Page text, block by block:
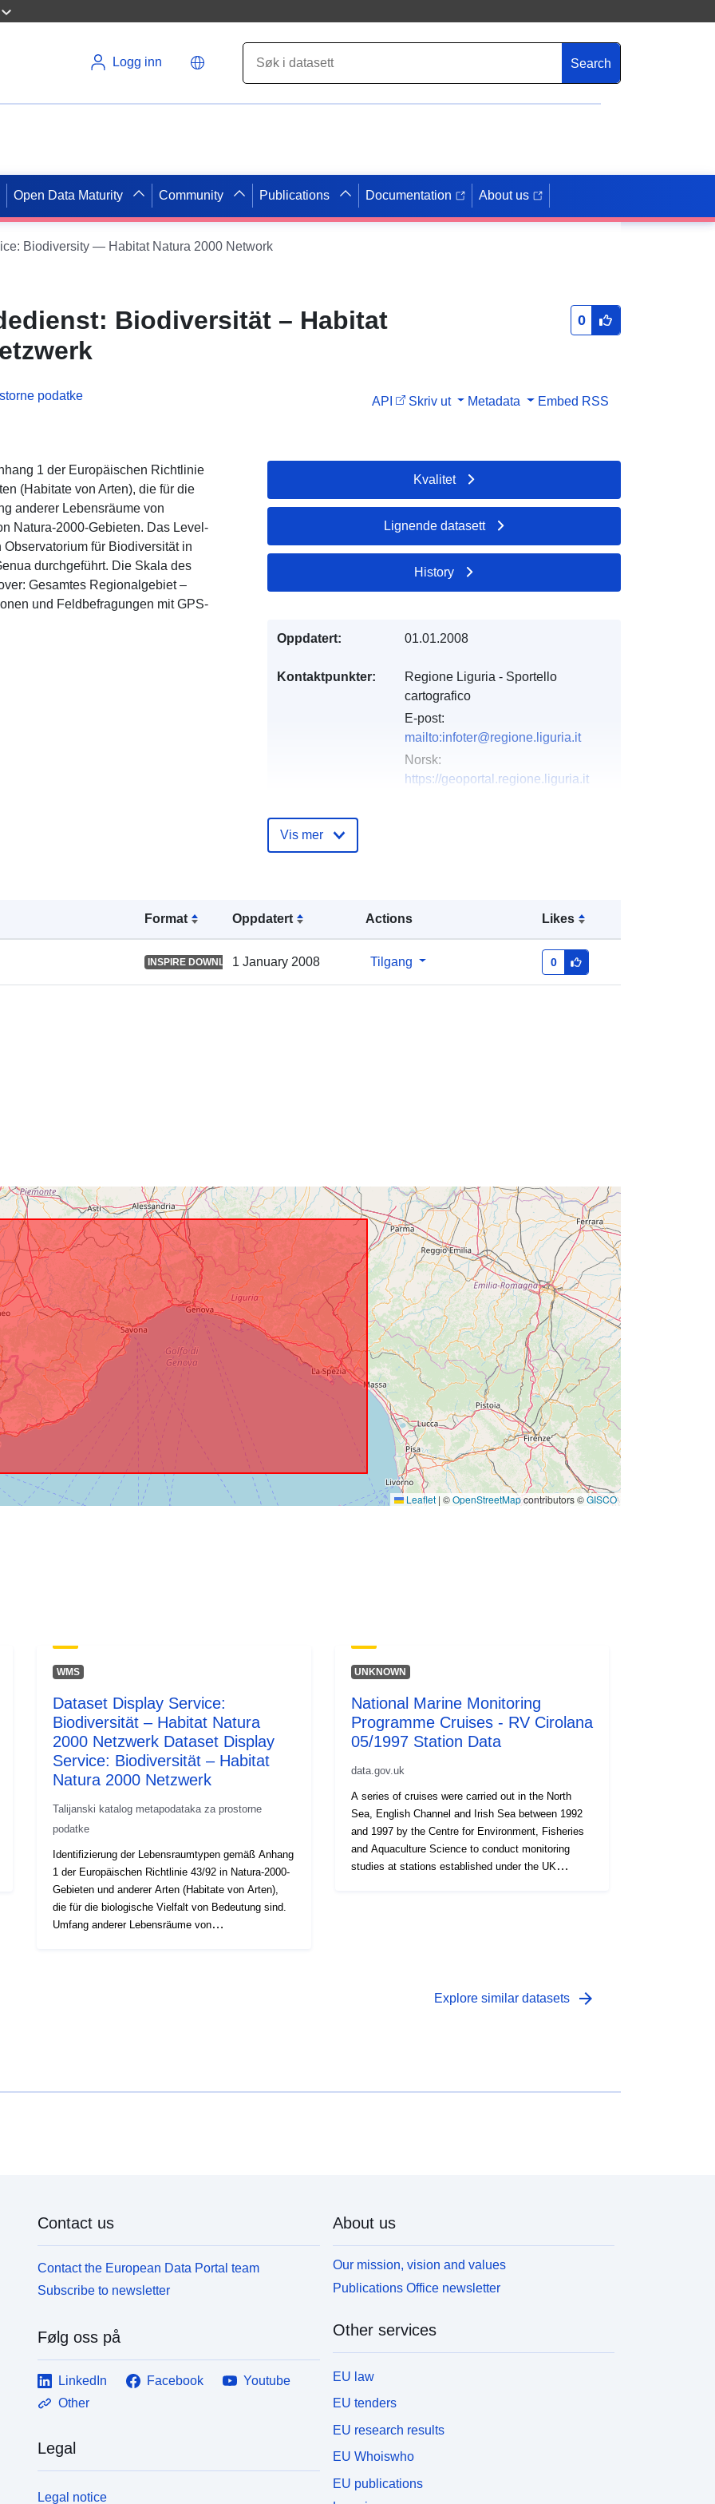
Logg inn Search
Open Data Maturity Community Publications Documentation About us
Biodiversity — Habitat Natura 2000 Network
Biodiversität – Habitat
0
podatke API Skriv ut Metadata Embed RSS
1 der Europäischen Richtlinie
(Habitate von Arten), die für die
anderer Lebensräume von
Natura-2000-Gebieten. Das Level-
für Biodiversität in
durchgeführt. Die Skala des
Gesamtes Regionalgebiet –
und Feldbefragungen mit GPS-
Format Oppdatert Actions Likes
INSPIRE DOWNLOAD SERVICE
1 January 2008 Tilgang 0
Leaflet | ©OpenStreetMapcontributors ©GISCO
Kvalitet
Lignende datasett
History
Oppdatert: 01.01.2008
Kontaktpunkter:
Regione Liguria - Sportello
cartografico
E-post:
mailto:infoter@regione.liguria.it
Norsk:
https://geoportal.regione.liguria.it
Katalogopptak:
Romslig: Koordinater:
44.8495799 ], [ 10.0879519,
44.8495799 ], [ 10.0879519,
Vis mer
WMS
Dataset Display Service:
Biodiversität – Habitat Natura
2000 Netzwerk Dataset Display
Service: Biodiversität – Habitat
Natura 2000 Netzwerk
Talijanski katalog metapodataka za prostorne
podatke
Identifizierung der Lebensraumtypen gemäß Anhang
1 der Europäischen Richtlinie 43/92 in Natura-2000-
Gebieten und anderer Arten (Habitate von Arten),
die für die biologische Vielfalt von Bedeutung sind.
Umfang anderer Lebensräume von
UNKNOWN
National Marine Monitoring
Programme Cruises - RV Cirolana
05/1997 Station Data
data.gov.uk
A series of cruises were carried out in the North
Sea, English Channel and Irish Sea between 1992
and 1997 by the Centre for Environment, Fisheries
and Aquaculture Science to conduct monitoring
studies at stations established under the UK
Explore similar datasets arrow_forward
Contact us
Contact the European Data Portal team
Subscribe to newsletter
Følg oss på
LinkedIn Facebook
Youtube
Other
Legal
Legal notice
About us
Our mission, vision and values
Publications Office newsletter
Other services
EU law
EU tenders
EU research results
EU Whoiswho
EU publications